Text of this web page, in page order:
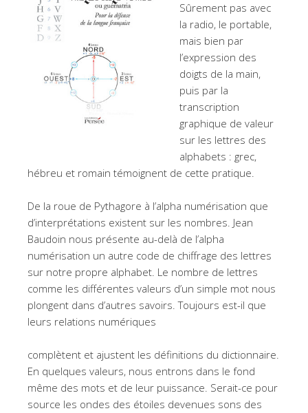
Sûrement pas avec
la radio, le portable,
mais bien par
l’expression des
doigts de la main,
puis par la
transcription
graphique de valeur
sur les lettres des
alphabets : grec,
hébreu et romain témoignent de cette pratique.
De la roue de Pythagore à l’alpha numérisation que
d’interprétations existent sur les nombres. Jean
Baudoin nous présente au-delà de l’alpha
numérisation un autre code de chiffrage des lettres
sur notre propre alphabet. Le nombre de lettres
comme les différentes valeurs d’un simple mot nous
plongent dans d’autres savoirs. Toujours est-il que
leurs relations numériques
complètent et ajustent les définitions du dictionnaire.
En quelques valeurs, nous entrons dans le fond
même des mots et de leur puissance. Serait-ce pour
source les ondes des étoiles devenues sons des